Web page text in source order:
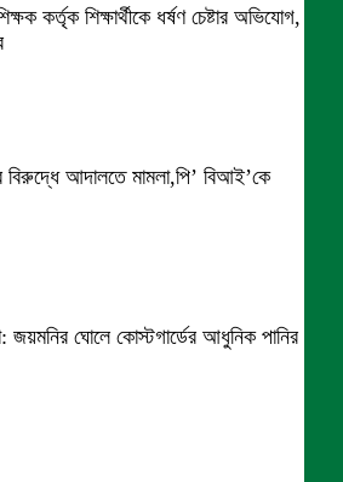
কর্তৃক শিক্ষার্থীকে ধর্ষণ চেষ্টার অভিযোগ,
বিরুদ্ধে আদালতে মামলা,পি’ বিআই’কে
জয়মনির ঘোলে কোস্টগার্ডের আধুনিক পানির